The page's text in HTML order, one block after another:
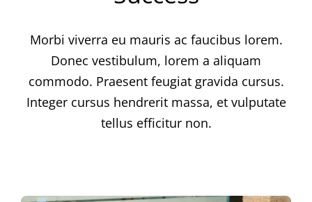
Morbi viverra eu mauris ac faucibus lorem.
Donec vestibulum, lorem a aliquam
commodo. Praesent feugiat gravida cursus.
Integer cursus hendrerit massa, et vulputate
tellus efficitur non.